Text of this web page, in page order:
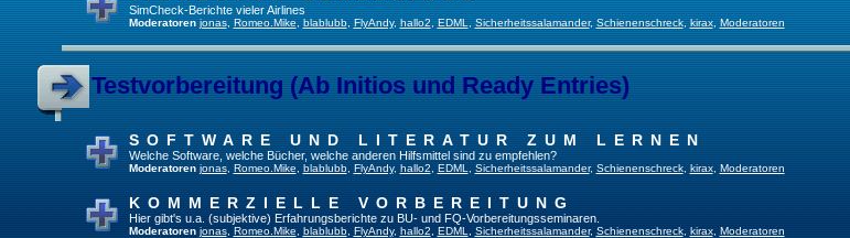
SimCheck-Berichte vieler Airlines
Moderatoren jonas, Romeo.Mike, blablubb, FlyAndy, hallo2 EDML Sicherheitssalamander, Schienenschreck, kirax, Moderatoren
Testvorbereitung (Ab Initios und Ready Entries)
SOFTWARE UND LITERATUR ZUM LERNEN
Welche Software, welche Bücher, welche anderen Hilfsmittel sind zu empfehlen?
Moderatoren jonas, Romeo.Mike blablubb, FlyAndy, hallo2 EDML Sicherheitssalamander, Schienenschreck, kirax, Moderatoren
KOMMERZIELLE VORBEREITUNG
Hier gibt's u.a. (subjektive) Erfahrungsberichte zu BU- und FQ-Vorbereitungsseminaren.
Moderatoren jonas, Romeo.Mike blablubb, FlyAndy, hallo2 EDML Sicherheitssalamander, Schienenschreck, kirax, Moderatoren